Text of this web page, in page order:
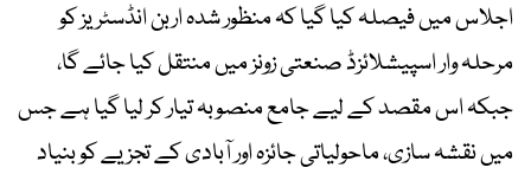
اجلاس میں فیصلہ کیا گیا کہ منظور شدہ اربن انڈسٹریز کو
مرحلہ وار اسپیشلائزڈ صنعتی زونز میں منتقل کیا جائے گا،
جبکہ اس مقصد کے لیے جامع منصوبہ تیار کر لیا گیا ہے جس
میں نقشہ سازی، ماحولیاتی جائزہ اور آبادی کے تجزیے کو بنیاد